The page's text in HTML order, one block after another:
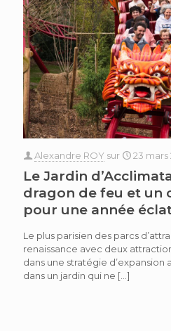
Alexandre ROY sur 23 mars
Le Jardin
dragon de feu et un
pour une année
Le plus parisien des parcs
renaissance avec deux
dans une stratégie d’expansion
dans un jardin qui ne […]